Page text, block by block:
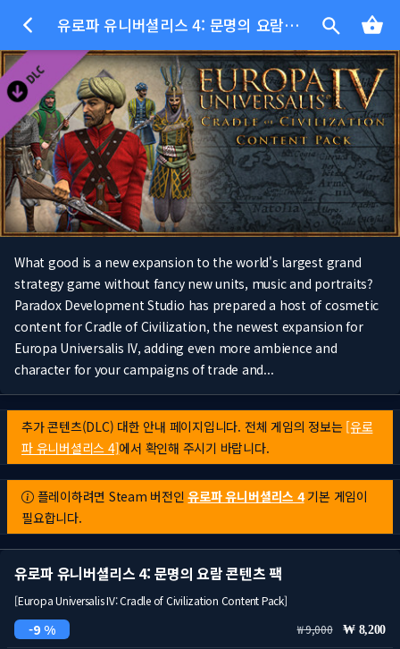
유로파 유니버셜리스 4: 문명의 요람 콘텐츠 팩
What good is a new expansion to the world's largest grand
strategy game without fancy new units, music and portraits?
Paradox Development Studio has prepared a host of cosmetic
content for Cradle of Civilization, the newest expansion for
Europa Universalis IV, adding even more ambience and
character for your campaigns of trade and...
추가 콘텐츠(DLC) 대한 안내 페이지입니다. 전체 게임의 정보는 [유로
파 유니버셜리스 4]에서 확인해 주시기 바랍니다.
플레이하려면 Steam 버전인유로파 유니버셜리스 4기본 게임이
필요합니다.
유로파 유니버셜리스 4: 문명의 요람 콘텐츠 팩
[Europa Universalis IV: Cradle of Civilization Content Pack]
9 % 9,000 8,200